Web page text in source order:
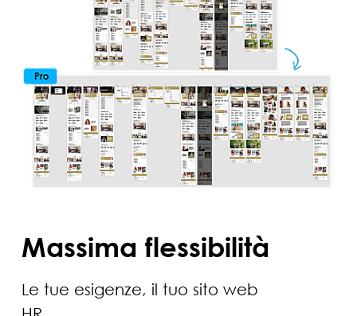
Massima flessibilità
Le tue esigenze, il tuo sito web